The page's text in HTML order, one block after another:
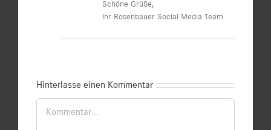
Schöne Grüße,
Ihr Rosenbauer Social Media Team
Hinterlasse einen Kommentar
Kommentar